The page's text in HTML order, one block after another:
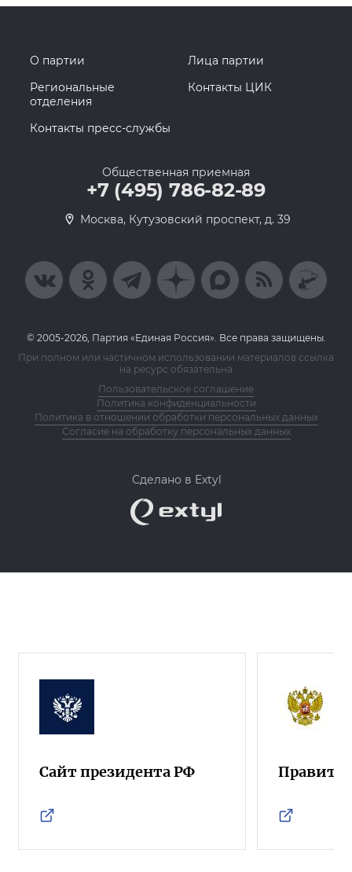
О партии
Лица партии
Региональные
отделения
Контакты ЦИК
Контакты пресс-службы
Общественная приемная
+7 (495) 786-82-89
Москва, Кутузовский проспект, д. 39
© 2005-2026, Партия «Единая Россия». Все права защищены.
При полном или частичном использовании материалов ссылка
на ресурс обязательна
Пользовательское соглашение
Политика конфиденциальности
Политика в отношении обработки персональных данных
Согласие на обработку персональных данных
Сделано в Extyl
Сайт президента РФ